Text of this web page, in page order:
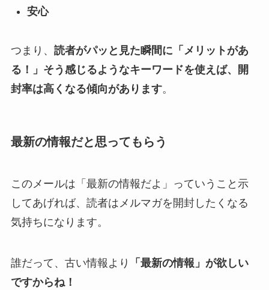
安心
つまり、 読者がパッと見た瞬間に「メリットがあ
る！」そう感じるようなキーワードを使えば、開
封率は高くなる傾向があります。
最新の情報だと思ってもらう
このメールは「最新の情報だよ」っていうこと示
してあげれば、読者はメルマガを開封したくなる
気持ちになります。
誰だって、古い情報より
「最新の情報」が欲しい
ですからね！